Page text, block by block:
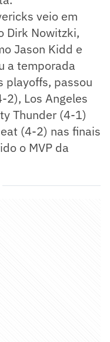
veio em
Dirk Nowitzki,
Jason Kidd e
a temporada
playoffs, passou
2), Los Angeles
Thunder (4-1)
(4-2) nas finais
o MVP da